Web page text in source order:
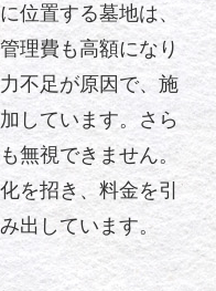
位置する墓地は、
理費も高額になり
不足が原因で、施
しています。さら
無視できません。
を招き、料金を引
出しています。